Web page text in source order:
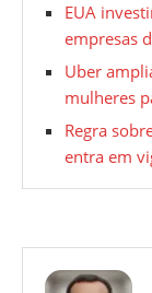
EUA
empresas
Uber
mulheres
Regra
entra em